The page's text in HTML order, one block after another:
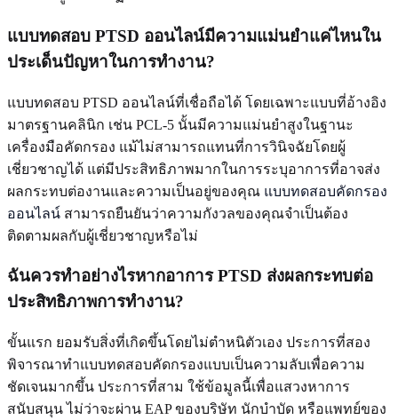
แบบทดสอบ PTSD ออนไลน์มีความแม่นยำแค่ไหนใน
ประเด็นปัญหาในการทำงาน?
แบบทดสอบ PTSD ออนไลน์ที่เชื่อถือได้ โดยเฉพาะแบบที่อ้างอิง
มาตรฐานคลินิก เช่น PCL-5 นั้นมีความแม่นยำสูงในฐานะ
เครื่องมือคัดกรอง แม้ไม่สามารถแทนที่การวินิจฉัยโดยผู้
เชี่ยวชาญได้ แต่มีประสิทธิภาพมากในการระบุอาการที่อาจส่ง
ผลกระทบต่องานและความเป็นอยู่ของคุณ แบบทดสอบคัดกรอง
ออนไลน์ สามารถยืนยันว่าความกังวลของคุณจำเป็นต้อง
ติดตามผลกับผู้เชี่ยวชาญหรือไม่
ฉันควรทำอย่างไรหากอาการ PTSD ส่งผลกระทบต่อ
ประสิทธิภาพการทำงาน?
ขั้นแรก ยอมรับสิ่งที่เกิดขึ้นโดยไม่ตำหนิตัวเอง ประการที่สอง
พิจารณาทำแบบทดสอบคัดกรองแบบเป็นความลับเพื่อความ
ชัดเจนมากขึ้น ประการที่สาม ใช้ข้อมูลนี้เพื่อแสวงหาการ
สนับสนุน ไม่ว่าจะผ่าน EAP ของบริษัท นักบำบัด หรือแพทย์ของ